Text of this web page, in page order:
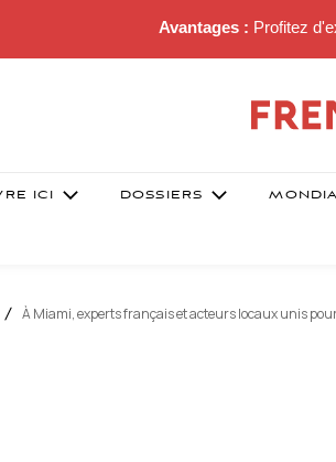
Avantages : Profitez
ICI DOSSIERS
À Miami, experts français et acteurs locaux unis